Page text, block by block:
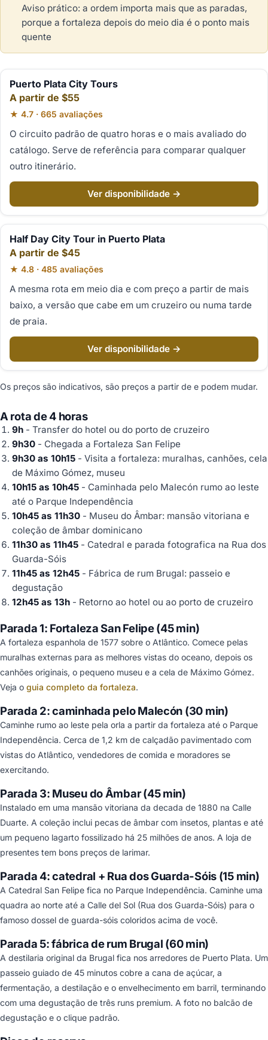
Aviso prático: a ordem importa mais que as paradas,
porque a fortaleza depois do meio dia é o ponto mais
quente
Puerto Plata City Tours
A partir de $55
★ 4.7 · 665 avaliações
O circuito padrão de quatro horas e o mais avaliado do
catálogo. Serve de referência para comparar qualquer
outro itinerário.
Ver disponibilidade →
Half Day City Tour in Puerto Plata
A partir de $45
★ 4.8 · 485 avaliações
A mesma rota em meio dia e com preço a partir de mais
baixo, a versão que cabe em um cruzeiro ou numa tarde
de praia.
Ver disponibilidade →
Os preços são indicativos, são preços a partir de e podem mudar.
A rota de 4 horas
9h - Transfer do hotel ou do porto de cruzeiro
9h30 - Chegada a Fortaleza San Felipe
9h30 as 10h15 - Visita a fortaleza: muralhas, canhões, cela
de Máximo Gómez, museu
10h15 as 10h45 - Caminhada pelo Malecón rumo ao leste
até o Parque Independência
10h45 as 11h30 - Museu do Âmbar: mansão vitoriana e
coleção de âmbar dominicano
11h30 as 11h45 - Catedral e parada fotografica na Rua dos
Guarda-Sóis
11h45 as 12h45 - Fábrica de rum Brugal: passeio e
degustação
12h45 as 13h - Retorno ao hotel ou ao porto de cruzeiro
Parada 1: Fortaleza San Felipe (45 min)
A fortaleza espanhola de 1577 sobre o Atlântico. Comece pelas
muralhas externas para as melhores vistas do oceano, depois os
canhões originais, o pequeno museu e a cela de Máximo Gómez.
Veja o guia completo da fortaleza.
Parada 2: caminhada pelo Malecón (30 min)
Caminhe rumo ao leste pela orla a partir da fortaleza até o Parque
Independência. Cerca de 1,2 km de calçadão pavimentado com
vistas do Atlântico, vendedores de comida e moradores se
exercitando.
Parada 3: Museu do Âmbar (45 min)
Instalado em uma mansão vitoriana da decada de 1880 na Calle
Duarte. A coleção inclui pecas de âmbar com insetos, plantas e até
um pequeno lagarto fossilizado há 25 milhões de anos. A loja de
presentes tem bons preços de larimar.
Parada 4: catedral + Rua dos Guarda-Sóis (15 min)
A Catedral San Felipe fica no Parque Independência. Caminhe uma
quadra ao norte até a Calle del Sol (Rua dos Guarda-Sóis) para o
famoso dossel de guarda-sóis coloridos acima de você.
Parada 5: fábrica de rum Brugal (60 min)
A destilaria original da Brugal fica nos arredores de Puerto Plata. Um
passeio guiado de 45 minutos cobre a cana de açúcar, a
fermentação, a destilação e o envelhecimento em barril, terminando
com uma degustação de três runs premium. A foto no balcão de
degustação e o clique padrão.